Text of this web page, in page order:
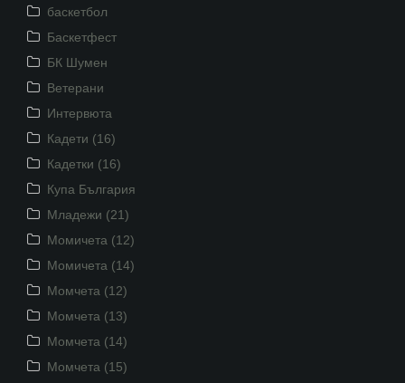
баскетбол
Баскетфест
БК Шумен
Ветерани
Интервюта
Кадети (16)
Кадетки (16)
Купа България
Младежи (21)
Момичета (12)
Момичета (14)
Момчета (12)
Момчета (13)
Момчета (14)
Момчета (15)